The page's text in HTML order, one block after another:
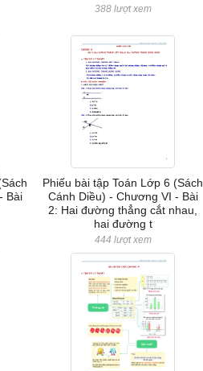
388 lượt xem
Bài
Phiếu bài tập Toán Lớp 6 (Sách
Cánh Diều) - Chương VI - Bài
2: Hai đường thẳng cắt nhau,
hai đường t
444 lượt xem